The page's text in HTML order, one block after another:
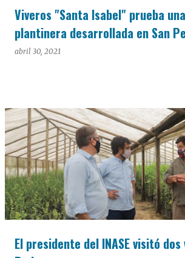
Viveros "Santa Isabel" prueba
plantinera desarrollada en San
abril 30, 2021
El presidente del INASE visitó